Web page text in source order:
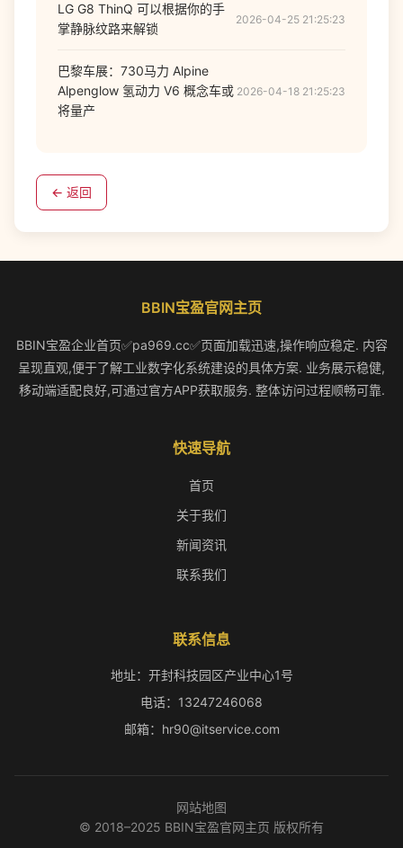
LG G8 ThinQ 可以根据你的手
掌静脉纹路来解锁
2026-04-25 21:25:23
巴黎车展：730马力 Alpine
Alpenglow 氢动力 V6 概念车或
将量产
2026-04-18 21:25:23
← 返回
BBIN宝盈官网主页
BBIN宝盈企业首页✅pa969.cc✅页面加载迅速,操作响应稳定. 内容
呈现直观,便于了解工业数字化系统建设的具体方案. 业务展示稳健,
移动端适配良好,可通过官方APP获取服务. 整体访问过程顺畅可靠.
快速导航
首页
关于我们
新闻资讯
联系我们
联系信息
地址：开封科技园区产业中心1号
电话：13247246068
邮箱：hr90@itservice.com
网站地图
© 2018–2025 BBIN宝盈官网主页 版权所有